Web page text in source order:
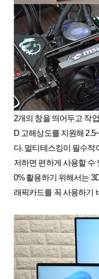
2개의 창을 띄어두고 작
D 고해상도를 지원해
다. 멀티테스킹이 필수적
저하면 편하게 사용할 수
0% 활용하기 위해서는
래픽카드를 꼭 사용하기